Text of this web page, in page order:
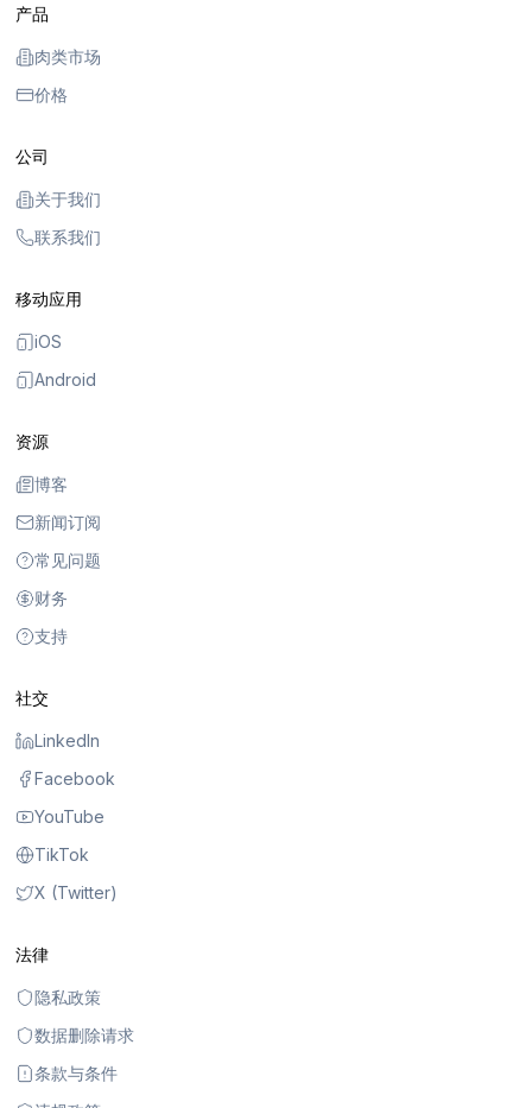
产品
肉类市场
价格
公司
关于我们
联系我们
移动应用
iOS
Android
资源
博客
新闻订阅
常见问题
财务
支持
社交
LinkedIn
Facebook
YouTube
TikTok
X (Twitter)
法律
隐私政策
数据删除请求
条款与条件